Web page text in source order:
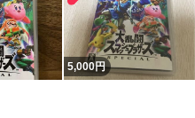
5,000円